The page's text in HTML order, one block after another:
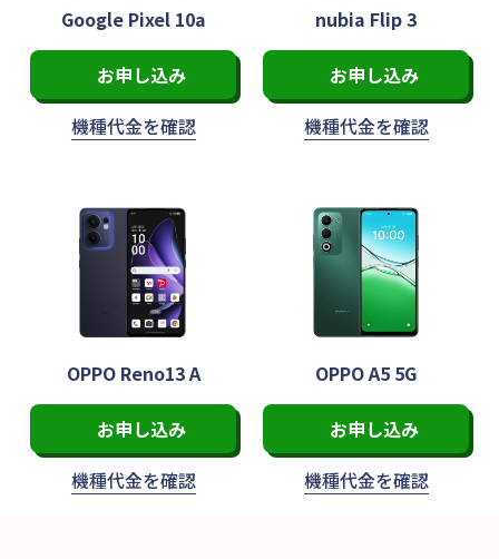
Google Pixel 10a
機種代金を確認
お申し込み
nubia Flip 3
機種代金を確認
お申し込み
OPPO Reno13 A
機種代金を確認
お申し込み
OPPO A5 5G
機種代金を確認
お申し込み